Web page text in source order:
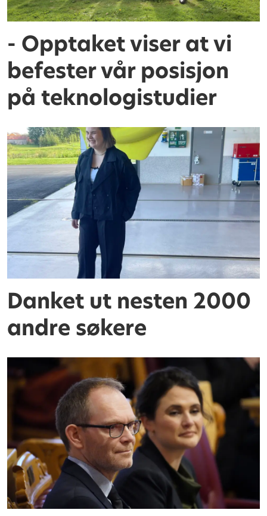
- Opptaket viser at vi
befester vår posisjon
på teknologistudier
Danket ut nesten 2000
andre søkere